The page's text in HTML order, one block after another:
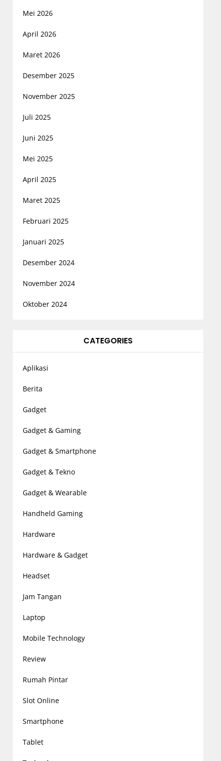
Mei 2026
April 2026
Maret 2026
Desember 2025
November 2025
Juli 2025
Juni 2025
Mei 2025
April 2025
Maret 2025
Februari 2025
Januari 2025
Desember 2024
November 2024
Oktober 2024
CATEGORIES
Aplikasi
Berita
Gadget
Gadget & Gaming
Gadget & Smartphone
Gadget & Tekno
Gadget & Wearable
Handheld Gaming
Hardware
Hardware & Gadget
Headset
Jam Tangan
Laptop
Mobile Technology
Review
Rumah Pintar
Slot Online
Smartphone
Tablet